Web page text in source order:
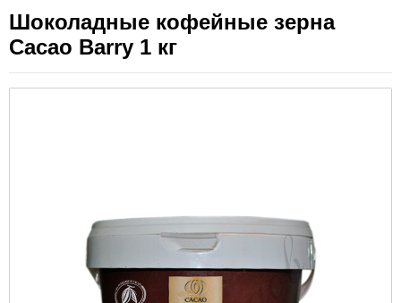
Шоколадные кофейные зерна
Cacao Barry 1 кг